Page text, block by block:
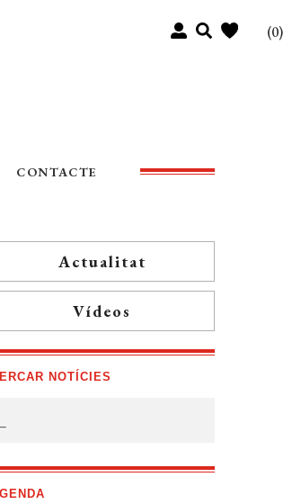
(0)
CONTACTE
Actualitat
Vídeos
NOTÍCIES